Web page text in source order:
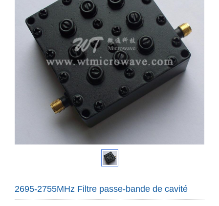
2695-2755MHz Filtre passe-bande de cavité